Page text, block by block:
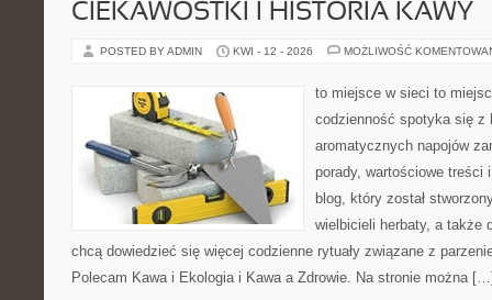
CIEKAWOSTKI I HISTORIA KAWY
POSTED BY ADMIN KWI - 12 - 2026 MOŻLIWOŚĆ
to miejsce w sieci to
codzienność spotyka się z
aromatycznych napojów
porady, wartościowe treści
blog, który został
wielbicieli herbaty, a także
chcą dowiedzieć się więcej codzienne rytuały związane z
Polecam Kawa i Ekologia i Kawa a Zdrowie. Na stronie można